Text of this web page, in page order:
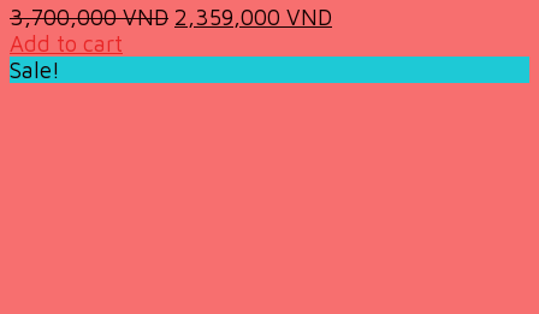
3,700,000VND Original
2,359,000 VND
Add to cart
Sale!